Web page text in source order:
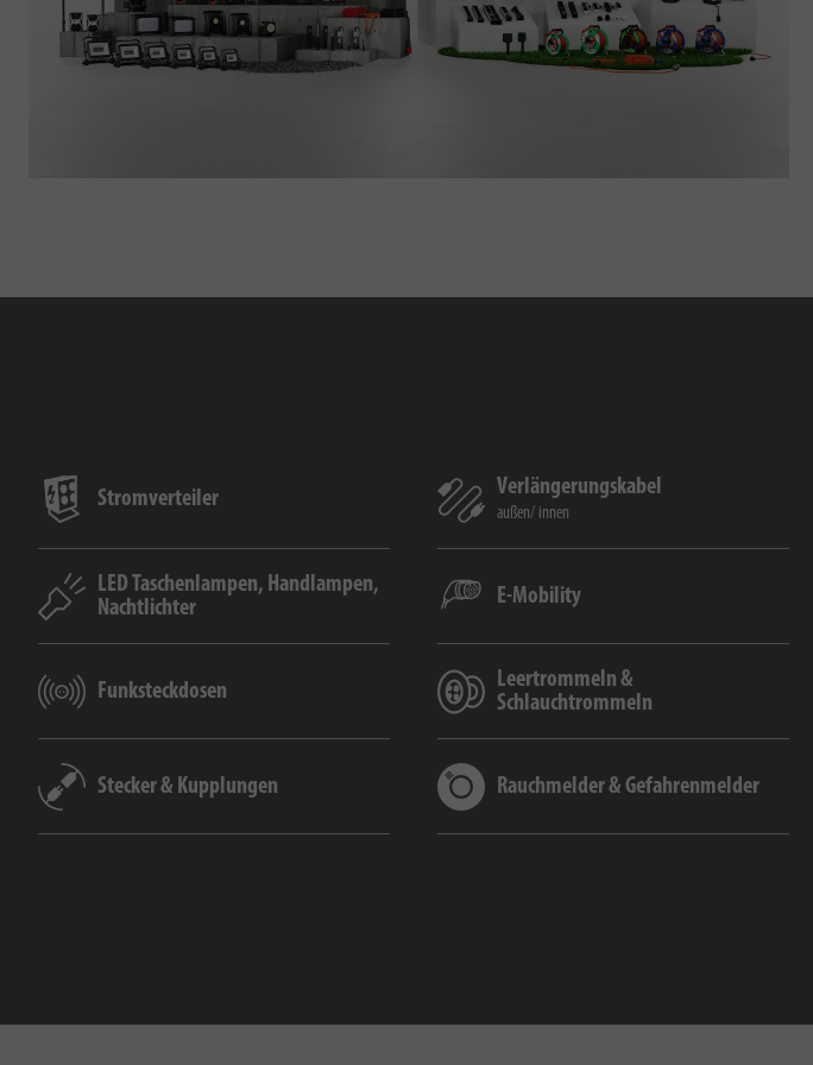
Stromverteiler Verlängerungskabel
außen innen
LED Taschenlampen, Handlampen,
Nachtlichter
E-Mobility
Funksteckdosen
Leertrommeln &
Schlauchtrommeln
Stecker & Kupplungen Rauchmelder & Gefahrenmelder